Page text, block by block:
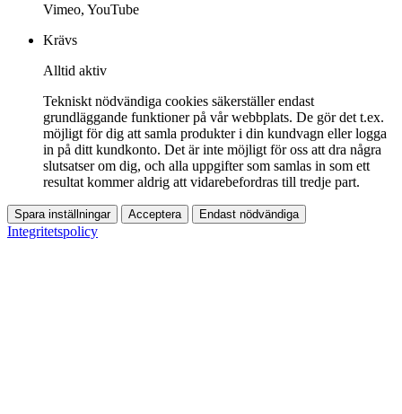
Vimeo, YouTube
Krävs
Alltid aktiv
Tekniskt nödvändiga cookies säkerställer endast
grundläggande funktioner på vår webbplats. De gör det t.ex.
möjligt för dig att samla produkter i din kundvagn eller logga
in på ditt kundkonto. Det är inte möjligt för oss att dra några
slutsatser om dig, och alla uppgifter som samlas in som ett
resultat kommer aldrig att vidarebefordras till tredje part.
Spara inställningar Acceptera Endast nödvändiga
Integritetspolicy